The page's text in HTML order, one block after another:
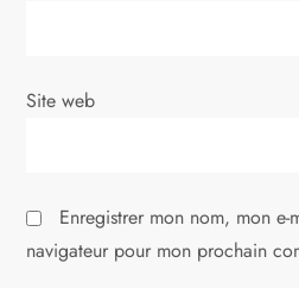
e
Site web
Enregistrer mon nom, mon
navigateur pour mon prochain